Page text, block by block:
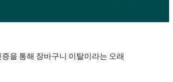
을 통해 장바구니 이탈이라는 오래